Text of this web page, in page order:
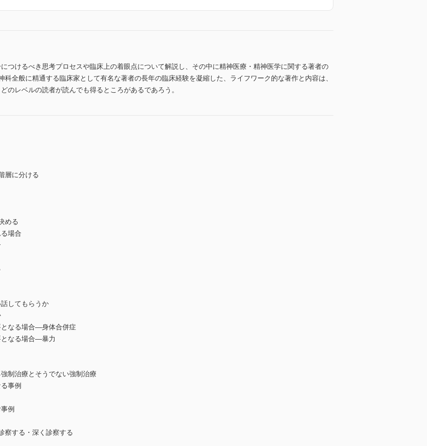
つけるべき思考プロセスや臨床上の着眼点について解説し、その中に精神医療・精神医学に関する著者の
科全般に精通する臨床家として有名な著者の長年の臨床経験を凝縮した、ライフワーク的な著作と内容は、
のレベルの読者が読んでも得るところがあるであろう。
層に分ける
める
場合
してもらうか
なる場合―身体合併症
なる場合―暴力
制治療とそうでない強制治療
事例
例
する・深く診察する